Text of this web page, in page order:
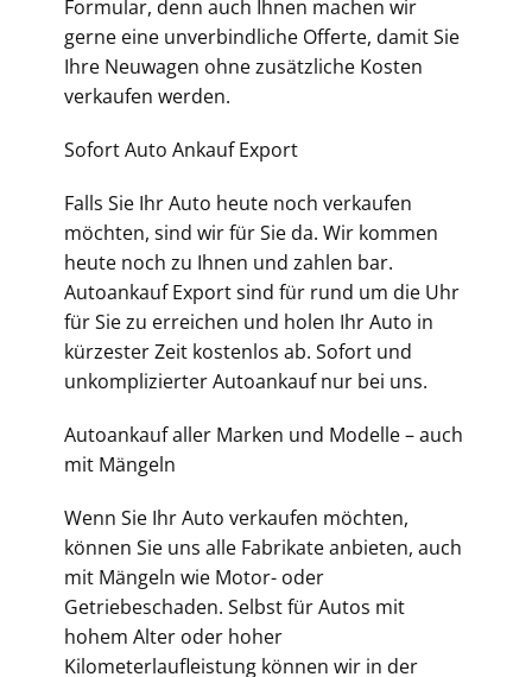
Formular, denn auch Ihnen machen wir
gerne eine unverbindliche Offerte, damit Sie
Ihre Neuwagen ohne zusätzliche Kosten
verkaufen werden.
Sofort Auto Ankauf Export
Falls Sie Ihr Auto heute noch verkaufen
möchten, sind wir für Sie da. Wir kommen
heute noch zu Ihnen und zahlen bar.
Autoankauf Export sind für rund um die Uhr
für Sie zu erreichen und holen Ihr Auto in
kürzester Zeit kostenlos ab. Sofort und
unkomplizierter Autoankauf nur bei uns.
Autoankauf aller Marken und Modelle – auch
mit Mängeln
Wenn Sie Ihr Auto verkaufen möchten,
können Sie uns alle Fabrikate anbieten, auch
mit Mängeln wie Motor- oder
Getriebeschaden. Selbst für Autos mit
hohem Alter oder hoher
Kilometerlaufleistung können wir in der